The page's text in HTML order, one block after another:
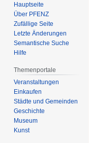
Hauptseite
Über PFENZ
Zufällige Seite
Letzte Änderungen
Semantische Suche
Hilfe
Themenportale
Veranstaltungen
Einkaufen
Städte und Gemeinden
Geschichte
Museum
Kunst